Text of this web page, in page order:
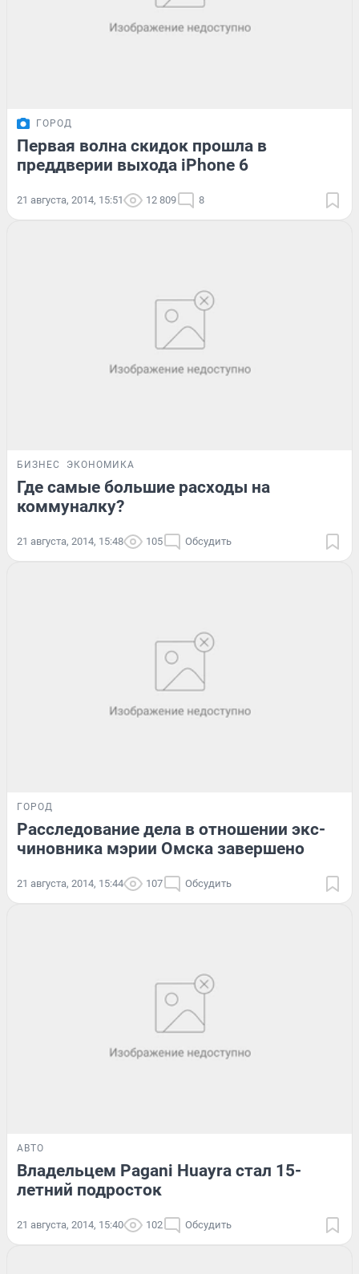
ГОРОД
Первая волна скидок прошла в
преддверии выхода iPhone 6
21 августа, 2014, 15:51 12 809 8
БИЗНЕС ЭКОНОМИКА
Где самые большие расходы на
коммуналку?
21 августа, 2014, 15:48 105 Обсудить
ГОРОД
Расследование дела в отношении экс-
чиновника мэрии Омска завершено
21 августа, 2014, 15:44 107 Обсудить
АВТО
Владельцем Pagani Huayra стал 15-
летний подросток
21 августа, 2014, 15:40 102 Обсудить